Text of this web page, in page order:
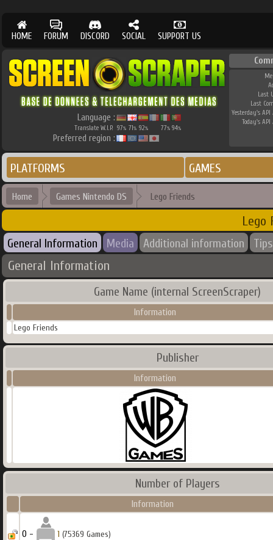
HOME FORUM DISCORD SOCIAL SUPPORT US
Language :
Translate W.I.P. 97% 71% 92% 77% 94%
Preferred region :
Last
Last
Yesterday's API
Today's API
PLATFORMS GAMES
Home Games Nintendo DS Lego Friends
Lego
General Information Media Additional information Tips
General Information
Game Name (internal ScreenScraper)
Information
Lego Friends
Publisher
Information
Number of Players
Information
0 - 1 (75369 Games)